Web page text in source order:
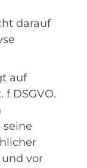
darauf
auf
f DSGVO.
seine
vor